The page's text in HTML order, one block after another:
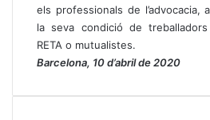
els professionals de l’advocacia,
la seva condició de
RETA o mutualistes.
Barcelona, 10 d’abril de 2020